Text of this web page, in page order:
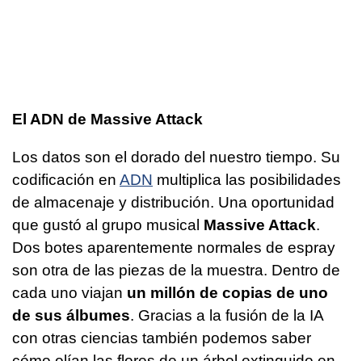
El ADN de Massive Attack
Los datos son el dorado del nuestro tiempo. Su
codificación en ADN multiplica las posibilidades
de almacenaje y distribución. Una oportunidad
que gustó al grupo musical Massive Attack.
Dos botes aparentemente normales de espray
son otra de las piezas de la muestra. Dentro de
cada uno viajan un millón de copias de uno
de sus álbumes. Gracias a la fusión de la IA
con otras ciencias también podemos saber